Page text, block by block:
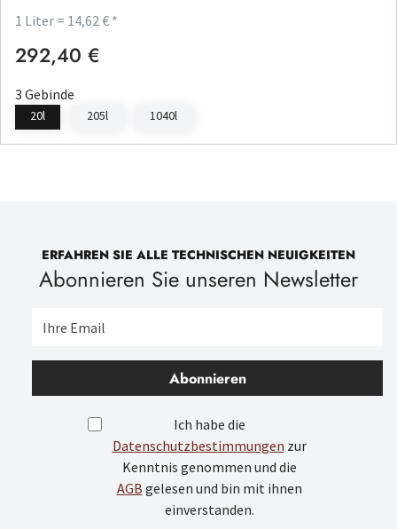
1 Liter = 14,62 € *
Regulärer Preis:
292,40 €
3 Gebinde
20l 205l 1040l
ERFAHREN SIE ALLE TECHNISCHEN NEUIGKEITEN
Abonnieren Sie unseren Newsletter
Abonnieren
Ich habe die
Datenschutzbestimmungen zur
Kenntnis genommen und die
AGB gelesen und bin mit ihnen
einverstanden.